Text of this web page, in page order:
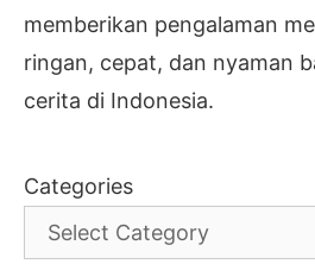
memberikan pengalaman
ringan, cepat, dan nyaman
cerita di Indonesia.
Categories